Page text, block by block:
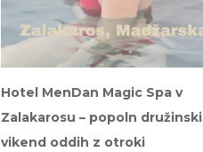
Hotel MenDan Magic Spa v
Zalakarosu – popoln družinski
vikend oddih z otroki